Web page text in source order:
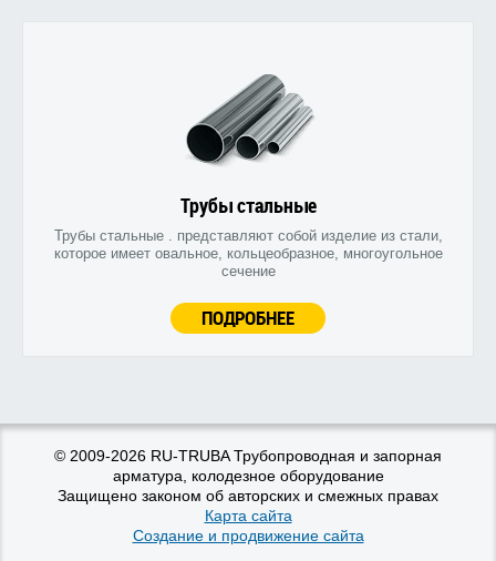
Трубы стальные
Трубы стальные . представляют собой изделие из стали,
которое имеет овальное, кольцеобразное, многоугольное
сечение
ПОДРОБНЕЕ
© 2009-2026 RU-TRUBA Трубопроводная и запорная
арматура, колодезное оборудование
Защищено законом об авторских и смежных правах
Карта сайта
Создание и продвижение сайта